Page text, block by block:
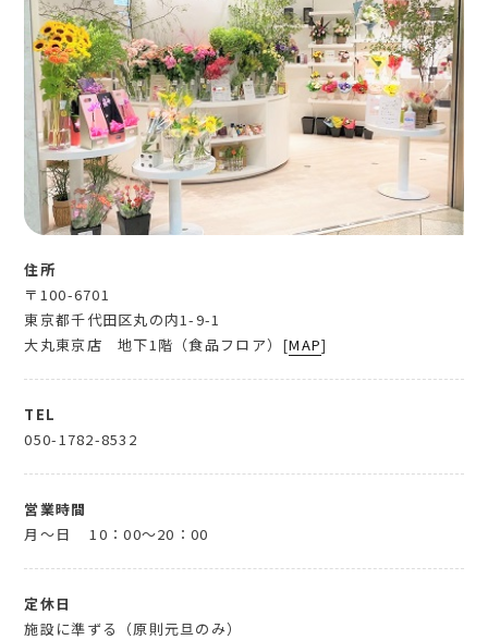
住所
〒100-6701
東京都千代田区丸の内1-9-1
大丸東京店 地下1階（食品フロア）[MAP]
TEL
050-1782-8532
営業時間
月～日
10：00～20：00
定休日
施設に準ずる（原則元旦のみ）